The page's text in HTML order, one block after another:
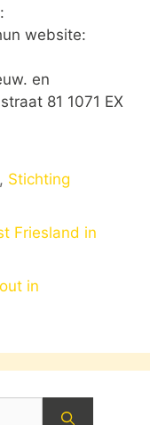
website:
en
81 1071 EX
, Stichting
Friesland in
in